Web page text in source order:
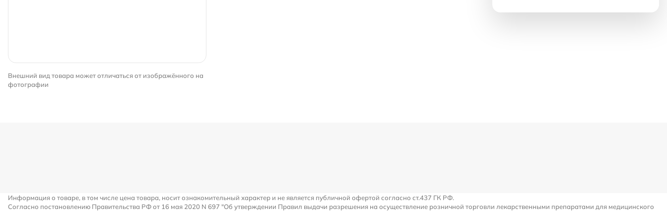
Внешний вид товара может отличаться от изображённого на
фотографии
Информация о товаре, в том числе цена товара, носит ознакомительный характер и не является публичной офертой согласно ст.437 ГК РФ.
Согласно постановлению Правительства РФ от 16 мая 2020 N 697 "Об утверждении Правил выдачи разрешения на осуществление розничной торговли лекарственными препаратами для медицинского